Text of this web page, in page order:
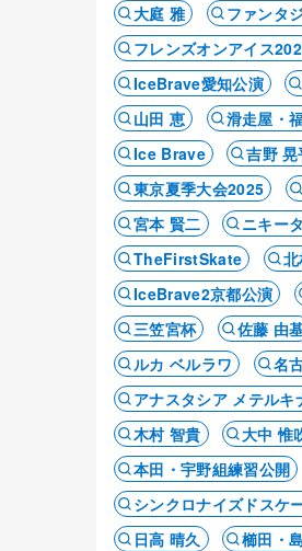
大庭 雅
ファンタ
フレンズオンアイス
IceBrave愛知公演
山田 恵
滑走屋・
Ice Brave
吉野 晃
東京夏季大会2025
宮本 賢二
ニキー
TheFirstSkate
IceBrave2京都公演
三笠宮杯
佐藤 由
ルカ ベルラワ
名
アナスタシア メテルキ
木村 智貴
大中 惟
本田・宇野組練習公開
シンクロナイズドスケ
日高 晴久
櫛田・